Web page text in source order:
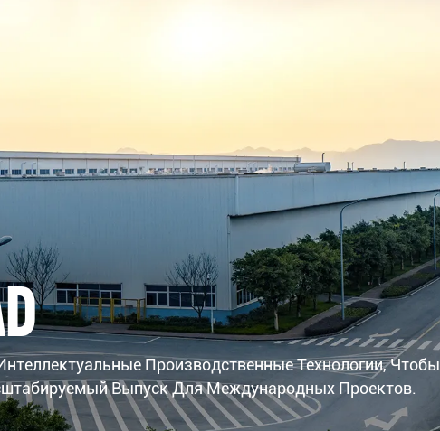
Производственные Технологии, Чтобы
Выпуск Для Международных Проектов.